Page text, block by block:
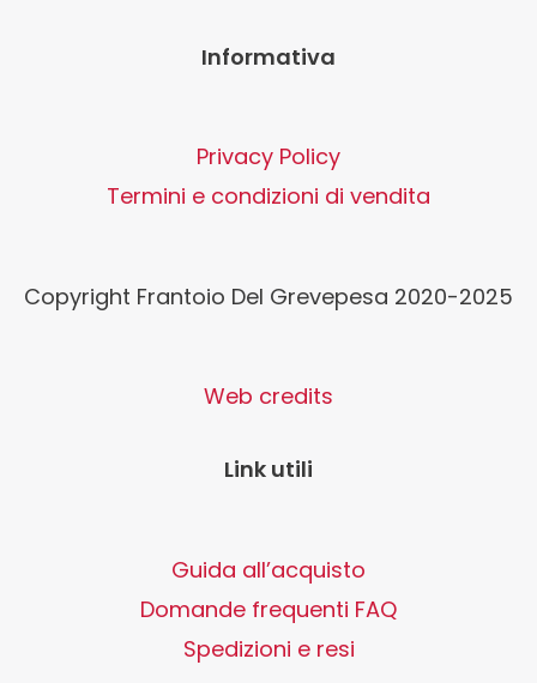
Informativa
Privacy Policy
Termini e condizioni di vendita
Copyright Frantoio Del Grevepesa 2020-2025
Web credits
Link utili
Guida all’acquisto
Domande frequenti FAQ
Spedizioni e resi